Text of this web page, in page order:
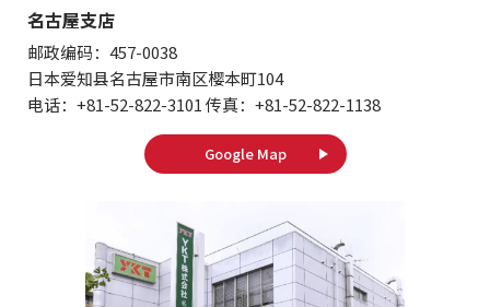
名古屋支店
邮政编码：457-0038
日本爱知县名古屋市南区樱本町104
电话：+81-52-822-3101 传真：+81-52-822-1138
Google Map